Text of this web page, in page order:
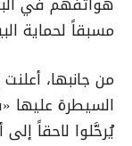
مسبقاً لحماية
من جانبها،
السيطرة عليها
يُرحَّلوا لاحقاً إلى